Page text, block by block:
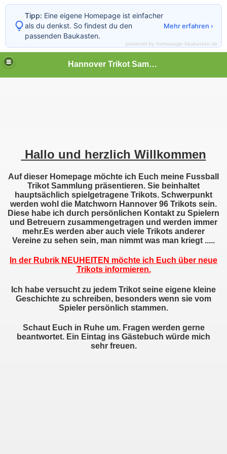
Hannover Trikot Sammlung
Hallo und herzlich Willkommen
Auf dieser Homepage möchte ich Euch meine Fussball
Trikot Sammlung präsentieren. Sie beinhaltet
hauptsächlich spielgetragene Trikots. Schwerpunkt
werden wohl die Matchworn Hannover 96 Trikots sein.
Diese habe ich durch persönlichen Kontakt zu Spielern
und Betreuern zusammengetragen und werden immer
mehr.Es werden aber auch viele Trikots anderer
Vereine zu sehen sein, man nimmt was man kriegt .....
In der Rubrik NEUHEITEN möchte ich Euch über neue
Trikots informieren.
Ich habe versucht zu jedem Trikot seine eigene kleine
Geschichte zu schreiben, besonders wenn sie vom
Spieler persönlich stammen.
Schaut Euch in Ruhe um. Fragen werden gerne
beantwortet. Ein Eintag ins Gästebuch würde mich
sehr freuen.
Tipp: Eine eigene Homepage ist einfacher
als du denkst. So findest du den
passenden Baukasten.
Mehr erfahren ›
powered by homepage-baukasten.de